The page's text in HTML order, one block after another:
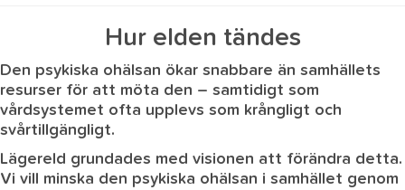
Hur elden tändes
Den psykiska ohälsan ökar snabbare än samhällets
resurser för att möta den – samtidigt som
vårdsystemet ofta upplevs som krångligt och
svårtillgängligt.
Lägereld grundades med visionen att förändra detta.
Vi vill minska den psykiska ohälsan i samhället genom